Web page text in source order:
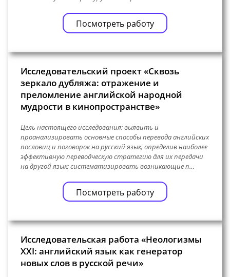
Посмотреть работу
Исследовательский проект «Сквозь
зеркало дубляжа: отражение и
преломление английской народной
мудрости в кинопространстве»
Цель настоящего исследования: выявить и
проанализировать основные способы перевода английских
пословиц и поговорок на русский язык, определив наиболее
эффективную переводческую стратегию для их передачи
на другой язык; систематизировать возникающие п…
Посмотреть работу
Исследовательская работа «Неологизмы
XXI: английский язык как генератор
новых слов в русской речи»